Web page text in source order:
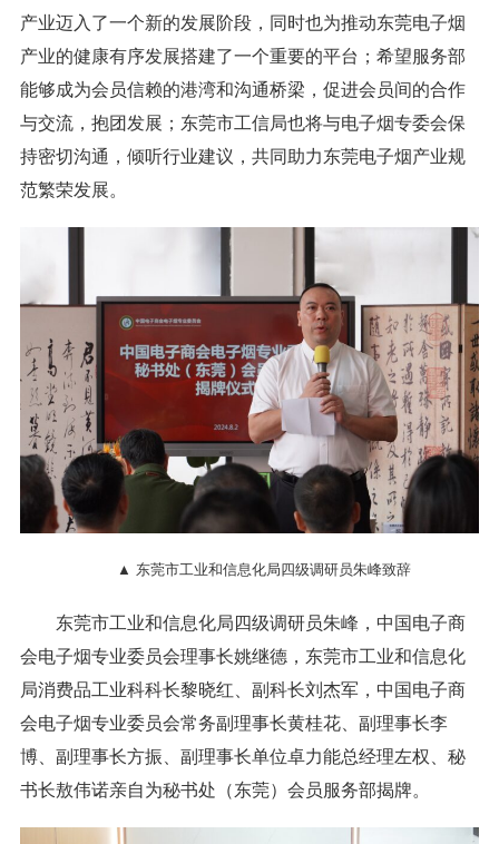
产业迈入了一个新的发展阶段，同时也为推动东莞电子烟
产业的健康有序发展搭建了一个重要的平台；希望服务部
能够成为会员信赖的港湾和沟通桥梁，促进会员间的合作
与交流，抱团发展；东莞市工信局也将与电子烟专委会保
持密切沟通，倾听行业建议，共同助力东莞电子烟产业规
范繁荣发展。
▲ 东莞市工业和信息化局四级调研员朱峰致辞
东莞市工业和信息化局四级调研员朱峰，中国电子商
会电子烟专业委员会理事长姚继德，东莞市工业和信息化
局消费品工业科科长黎晓红、副科长刘杰军，中国电子商
会电子烟专业委员会常务副理事长黄桂花、副理事长李
博、副理事长方振、副理事长单位卓力能总经理左权、秘
书长敖伟诺亲自为秘书处（东莞）会员服务部揭牌。